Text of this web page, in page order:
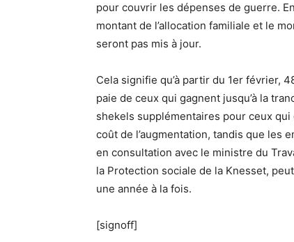
pour couvrir les dépenses de guerre.
montant de l’allocation familiale et le
seront pas mis à jour.
Cela signifie qu’à partir du 1er février,
paie de ceux qui gagnent jusqu’à la
shekels supplémentaires pour ceux
coût de l’augmentation, tandis que les
en consultation avec le ministre du
la Protection sociale de la Knesset,
une année à la fois.
[signoff]